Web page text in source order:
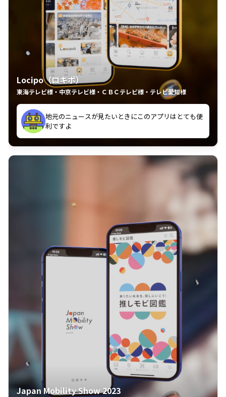
Locipo（ロキポ）
東海テレビ様・中京テレビ様・ＣＢＣテレビ様・テレビ愛知様
中京テレビのおもしろ番組が視聴可能地域外からも見
れるの嬉しいポイント
いつも利用させていただいております！
Japan Mobility Show 2023